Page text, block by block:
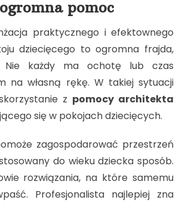
pomoc
praktycznego i efektownego
dziecięcego to ogromna frajda,
Nie każdy ma ochotę lub czas
na własną rękę. W takiej sytuacji
z pomocy architekta
się w pokojach dziecięcych.
zagospodarować przestrzeń
do wieku dziecka sposób.
rozwiązania, na które samemu
Profesjonalista najlepiej zna